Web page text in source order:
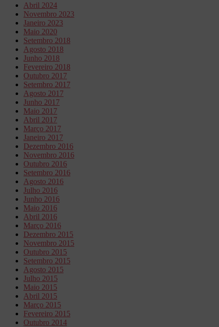
Abril 2024
Novembro 2023
Janeiro 2023
Maio 2020
Setembro 2018
Agosto 2018
Junho 2018
Fevereiro 2018
Outubro 2017
Setembro 2017
Agosto 2017
Junho 2017
Maio 2017
Abril 2017
Março 2017
Janeiro 2017
Dezembro 2016
Novembro 2016
Outubro 2016
Setembro 2016
Agosto 2016
Julho 2016
Junho 2016
Maio 2016
Abril 2016
Março 2016
Dezembro 2015
Novembro 2015
Outubro 2015
Setembro 2015
Agosto 2015
Julho 2015
Maio 2015
Abril 2015
Março 2015
Fevereiro 2015
Outubro 2014